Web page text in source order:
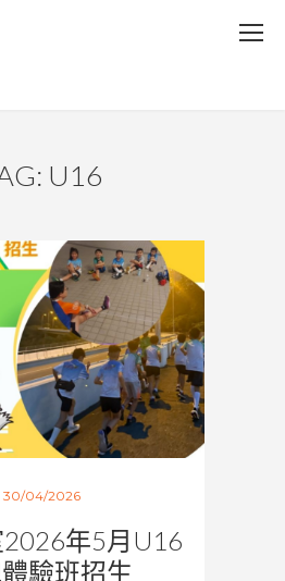
U16
30/04/2026
年5月U16
驗班招生